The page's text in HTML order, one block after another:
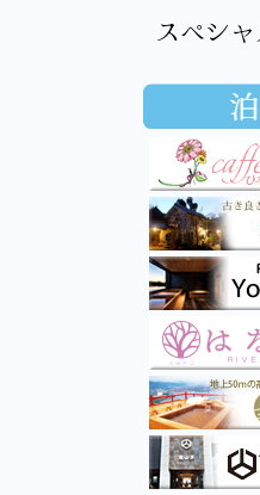
スペシ